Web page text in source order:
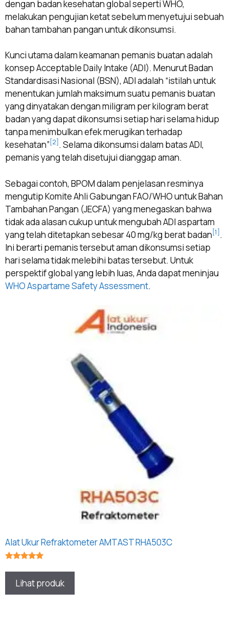
dengan badan kesehatan global seperti WHO,
melakukan pengujian ketat sebelum menyetujui sebuah
bahan tambahan pangan untuk dikonsumsi.
Kunci utama dalam keamanan pemanis buatan adalah
konsep Acceptable Daily Intake (ADI). Menurut Badan
Standardisasi Nasional (BSN), ADI adalah “istilah untuk
menentukan jumlah maksimum suatu pemanis buatan
yang dinyatakan dengan miligram per kilogram berat
badan yang dapat dikonsumsi setiap hari selama hidup
tanpa menimbulkan efek merugikan terhadap
kesehatan” [2]. Selama dikonsumsi dalam batas ADI,
pemanis yang telah disetujui dianggap aman.
Sebagai contoh, BPOM dalam penjelasan resminya
mengutip Komite Ahli Gabungan FAO/WHO untuk Bahan
Tambahan Pangan (JECFA) yang menegaskan bahwa
tidak ada alasan cukup untuk mengubah ADI aspartam
yang telah ditetapkan sebesar 40 mg/kg berat badan [1].
Ini berarti pemanis tersebut aman dikonsumsi setiap
hari selama tidak melebihi batas tersebut. Untuk
perspektif global yang lebih luas, Anda dapat meninjau
WHO Aspartame Safety Assessment.
Alat Ukur Refraktometer AMTAST RHA503C
Lihat produk